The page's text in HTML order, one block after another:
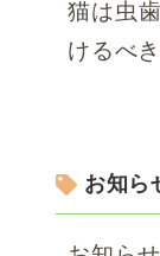
猫は虫
けるべ
お知ら